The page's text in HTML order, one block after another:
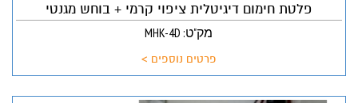
פלטת חימום דיגיטלית ציפוי קרמי + בוחש מגנטי
מק"ט: MHK-4D
פרטים נוספים >